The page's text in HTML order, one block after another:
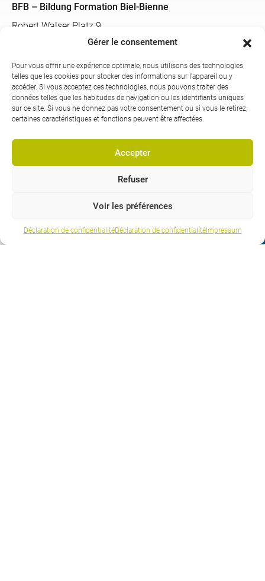
Gérer le consentement
Pour vous offrir une expérience optimale, nous utilisons des technologies
telles que les cookies pour stocker des informations sur l'appareil ou y
accéder. Si vous acceptez ces technologies, nous pouvons traiter des
données telles que les habitudes de navigation ou les identifiants uniques
sur ce site. Si vous ne donnez pas votre consentement ou si vous le retirez,
certaines caractéristiques et fonctions peuvent être affectées.
Accepter
Refuser
Voir les préférences
Déclaration de confidentialitéDéclaration de confidentialitéImpressum
Entretien personnel S'inscrire
BFB – Bildung Formation Biel-Bienne
Robert Walser Platz 9
IBAN: CH59 8080 8001 1905 0623 2
BIC / SWIFT: RAIFCH22XXX
Téléphone Formation continue:
Téléphone Formation initiale:
032 328 30 65